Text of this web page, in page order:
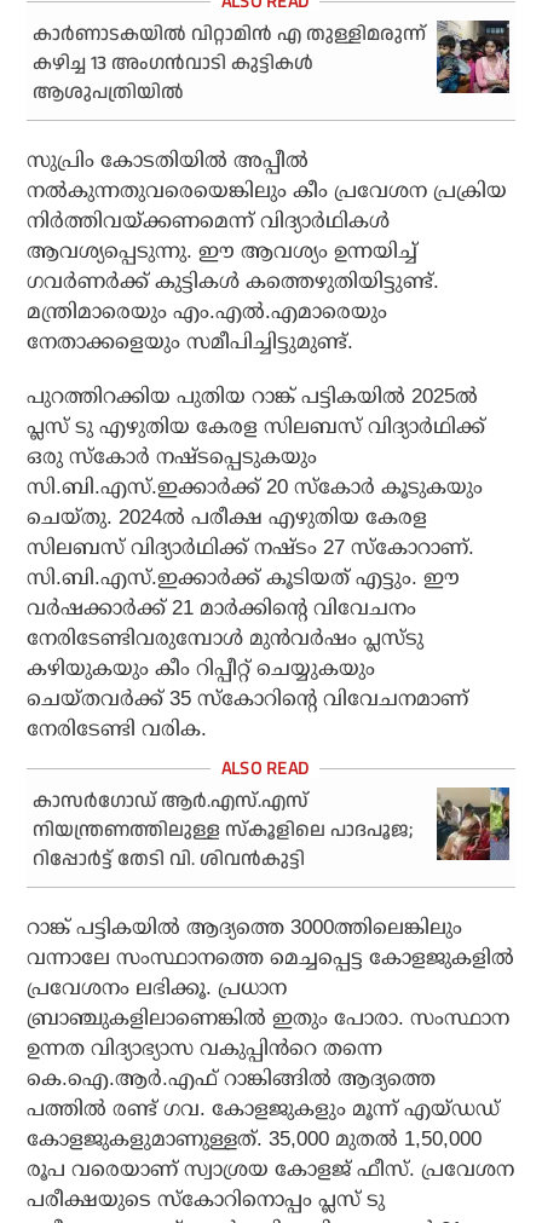
കാര്‍ണാടകയില്‍ വിറ്റാമിന്‍ എ തുള്ളിമരുന്ന്
കഴിച്ച 13 അംഗന്‍വാടി കുട്ടികള്‍
ആശുപത്രിയില്‍
സുപ്രിം കോടതിയിൽ അപ്പീൽ
നൽകുന്നതുവരെയെങ്കിലും കീം പ്രവേശന പ്രക്രിയ
നിർത്തിവയ്ക്കണമെന്ന് വിദ്യാർഥികൾ
ആവശ്യപ്പെടുന്നു. ഈ ആവശ്യം ഉന്നയിച്ച്
ഗവർണർക്ക് കുട്ടികൾ കത്തെഴുതിയിട്ടുണ്ട്.
മന്ത്രിമാരെയും എം.എൽ.എമാരെയും
നേതാക്കളെയും സമീപിച്ചിട്ടുമുണ്ട്.
പുറത്തിറക്കിയ പുതിയ റാങ്ക് പട്ടികയിൽ 2025ൽ
പ്ലസ് ടു എഴുതിയ കേരള സിലബസ് വിദ്യാർഥിക്ക്
ഒരു സ്കോർ നഷ്ടപ്പെടുകയും
സി.ബി.എസ്.ഇക്കാർക്ക് 20 സ്കോർ കൂടുകയും
ചെയ്തു. 2024ൽ പരീക്ഷ എഴുതിയ കേരള
സിലബസ് വിദ്യാർഥിക്ക് നഷ്ടം 27 സ്കോറാണ്.
സി.ബി.എസ്.ഇക്കാർക്ക് കൂടിയത് എട്ടും. ഈ
വർഷക്കാർക്ക് 21 മാർക്കിന്റെ വിവേചനം
നേരിടേണ്ടിവരുമ്പോൾ മുൻവർഷം പ്ലസ്‌ടു
കഴിയുകയും കീം റിപ്പീറ്റ് ചെയ്യുകയും
ചെയ്തവർക്ക് 35 സ്കോറിൻ്റെ വിവേചനമാണ്
നേരിടേണ്ടി വരിക.
കാസര്‍ഗോഡ് ആര്‍.എസ്.എസ്
നിയന്ത്രണത്തിലുള്ള സ്‌കൂളിലെ പാദപൂജ;
റിപ്പോർട്ട് തേടി വി. ശിവൻകുട്ടി
റാങ്ക് പട്ടികയിൽ ആദ്യത്തെ 3000ത്തിലെങ്കിലും
വന്നാലേ സംസ്ഥാനത്തെ മെച്ചപ്പെട്ട കോളജുകളിൽ
പ്രവേശനം ലഭിക്കൂ. പ്രധാന
ബ്രാഞ്ചുകളിലാണെങ്കിൽ ഇതും പോരാ. സംസ്ഥാന
ഉന്നത വിദ്യാഭ്യാസ വകുപ്പിൻറെ തന്നെ
കെ.ഐ.ആർ.എഫ് റാങ്കിങ്ങിൽ ആദ്യത്തെ
പത്തിൽ രണ്ട് ഗവ. കോളജുകളും മൂന്ന് എയ്‌ഡഡ്
കോളജുകളുമാണുള്ളത്. 35,000 മുതൽ 1,50,000
രൂപ വരെയാണ് സ്വാശ്രയ കോളജ് ഫീസ്. പ്രവേശന
പരീക്ഷയുടെ സ്കോറിനൊപ്പം പ്ലസ് ടു